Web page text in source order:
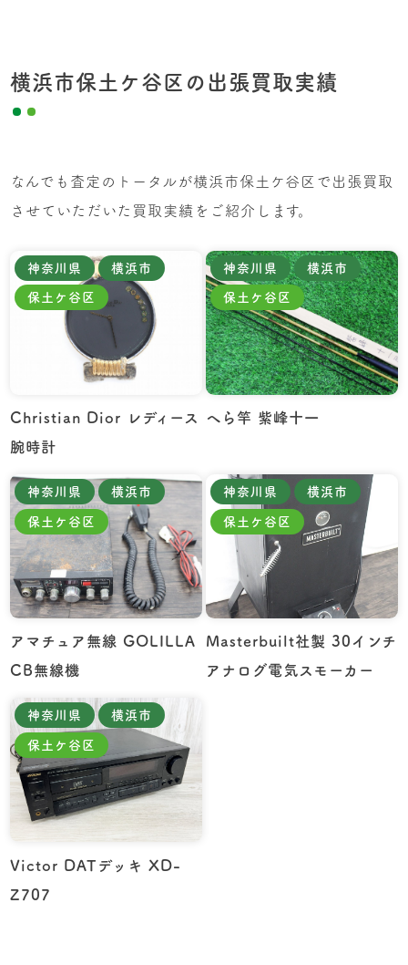
横浜市保土ケ谷区の出張買取実績
なんでも査定のトータルが横浜市保土ケ谷区で出張買取
させていただいた買取実績をご紹介します。
神奈川県 横浜市
保土ケ谷区
Christian Dior レディース
腕時計
神奈川県 横浜市
保土ケ谷区
へら竿 紫峰十一
神奈川県 横浜市
保土ケ谷区
アマチュア無線 GOLILLA
CB無線機
神奈川県 横浜市
保土ケ谷区
Masterbuilt社製 30インチ
アナログ電気スモーカー
神奈川県 横浜市
保土ケ谷区
Victor DATデッキ XD-
Z707